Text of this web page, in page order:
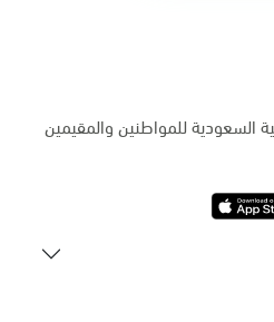
السعودية للمواطنين والمقيمين